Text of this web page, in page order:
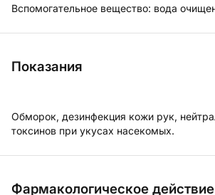
Вспомогательное вещество: вода
Показания
Обморок, дезинфекция кожи рук,
токсинов при укусах насекомых.
Фармакологическое действие